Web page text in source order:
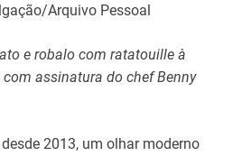
Arquivo Pessoal
e robalo com ratatouille à
assinatura do chef Benny
2013, um olhar moderno